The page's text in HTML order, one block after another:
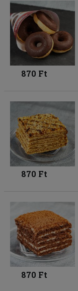
870 Ft
870 Ft
870 Ft